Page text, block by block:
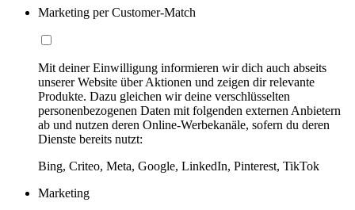
Marketing per Customer-Match
Mit deiner Einwilligung informieren wir dich auch abseits
unserer Website über Aktionen und zeigen dir relevante
Produkte. Dazu gleichen wir deine verschlüsselten
personenbezogenen Daten mit folgenden externen Anbietern
ab und nutzen deren Online-Werbekanäle, sofern du deren
Dienste bereits nutzt:
Bing, Criteo, Meta, Google, LinkedIn, Pinterest, TikTok
Marketing